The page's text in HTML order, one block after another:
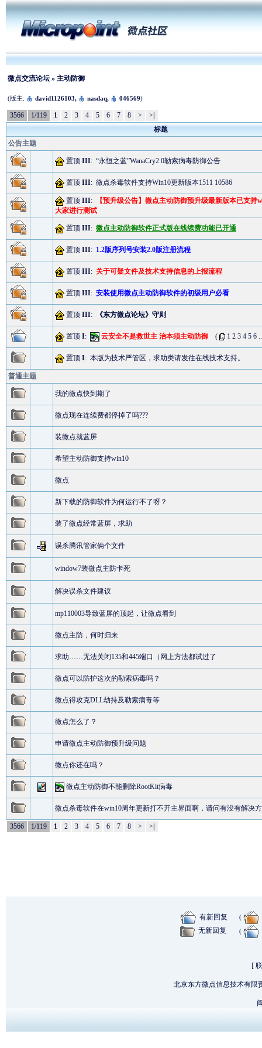
微点交流论坛 » 主动防御
(版主: david1126103, nasdaq, 046569)
3566 1/119 1 2 3 4 5 6 7 8 > >
标题
公告主题
置顶 III: “永恒之蓝”WanaCry2.0勒索病毒防御公告
置顶 III: 微点杀毒软件支持Win10更新版本1511 10586
置顶 III:
【预升级公告】微点主动防御预升级最新版本已支持
大家进行测试
置顶 III: 微点主动防御软件正式版在线续费功能已开通
置顶 III: 1.2版序列号安装2.0版注册流程
置顶 III: 关于可疑文件及技术支持信息的上报流程
置顶 III: 安装使用微点主动防御软件的初级用户必看
置顶 III: 《东方微点论坛》守则
置顶 I: 云安全不是救世主 治本须主动防御 ( 1 2 3 4 5 6
置顶 I: 本版为技术严管区，求助类请发往在线技术支持。
普通主题
我的微点快到期了
微点现在连续费都停掉了吗???
装微点就蓝屏
希望主动防御支持win10
微点
新下载的防御软件为何运行不了呀？
装了微点经常蓝屏，求助
误杀腾讯管家俩个文件
window7装微点主防卡死
解决误杀文件建议
mp110003导致蓝屏的顶起，让微点看到
微点主防，何时归来
求助……无法关闭135和445端口（网上方法都试过了
微点可以防护这次的勒索病毒吗？
微点得攻克DLL劫持及勒索病毒等
微点怎么了？
申请微点主动防御预升级问题
微点你还在吗？
微点主动防御不能删除RootKit病毒
微点杀毒软件在win10周年更新打不开主界面啊，请问有没有解决
3566 1/119 1 2 3 4 5 6 7 8 > >
有新回复 (
无新回复 (
[
北京东方微点信息技术有限